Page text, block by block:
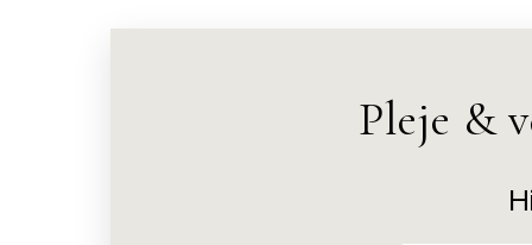
Pleje &